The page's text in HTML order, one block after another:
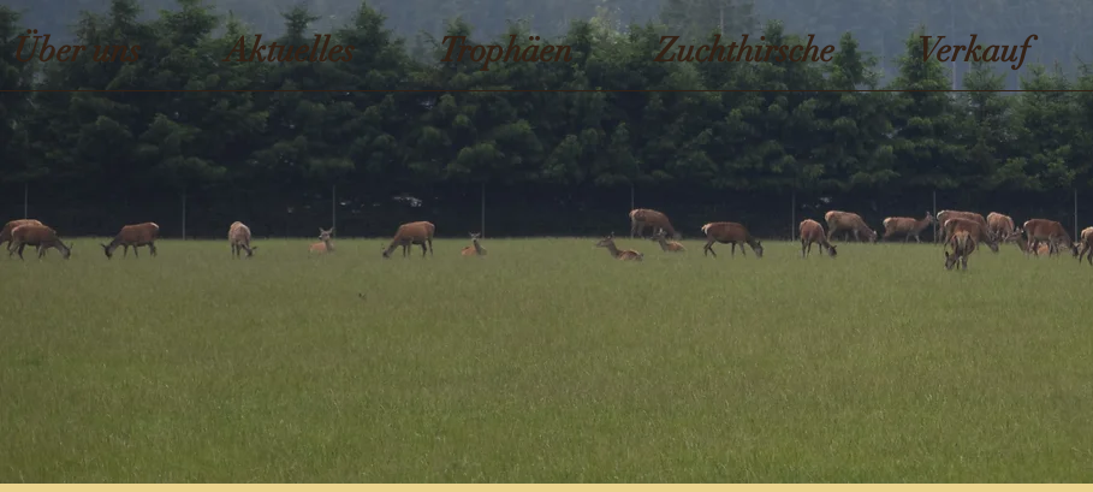
Über uns Aktuelles Trophäen Zuchthirsche Verkauf